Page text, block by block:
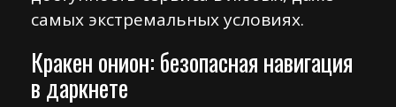
самых экстремальных условиях.
Кракен онион: безопасная навигация
в даркнете